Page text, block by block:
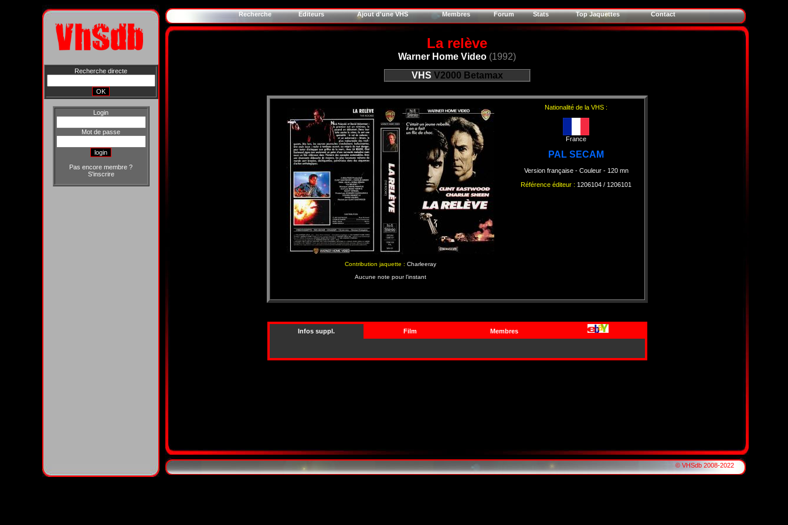
Recherche directe
Login
Mot de passe
Pas encore membre ?
S'inscrire
Recherche Editeurs Ajout d'une VHS Membres Forum Stats Top Jaquettes Contact
La relève
Warner Home Video (1992)
VHS V2000 Betamax
Contribution jaquette : Charleeray
Aucune note pour l'instant
Nationalité de la VHS :
France
PAL SECAM
Version française- Couleur- 120 mn
Référence éditeur : 1206104 / 1206101
Infos suppl. Film Membres
© VHSdb 2008-2022